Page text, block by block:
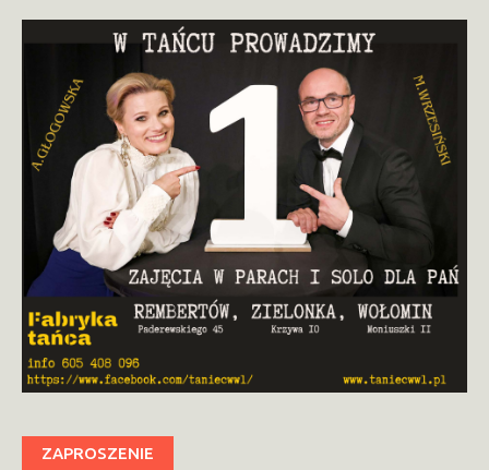
ZAPROSZENIE